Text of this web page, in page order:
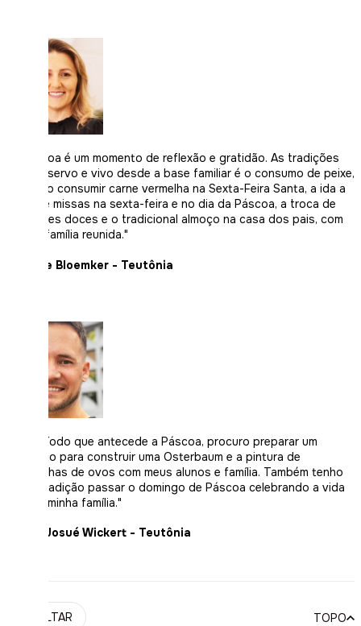
"A Páscoa é um momento de reflexão e gratidão. As tradições
que preservo e vivo desde a base familiar é o consumo de peixe,
para não consumir carne vermelha na Sexta-Feira Santa, a ida a
cultos e missas na sexta-feira e no dia da Páscoa, a troca de
presentes doces e o tradicional almoço na casa dos pais, com
toda a família reunida."
Adriane Bloemker - Teutônia
"No período que antecede a Páscoa, procuro preparar um
momento para construir uma Osterbaum e a pintura de
casquinhas de ovos com meus alunos e família. Também tenho
como tradição passar o domingo de Páscoa celebrando a vida
junto à minha família."
Lucas Josué Wickert - Teutônia
VOLTAR TOPO